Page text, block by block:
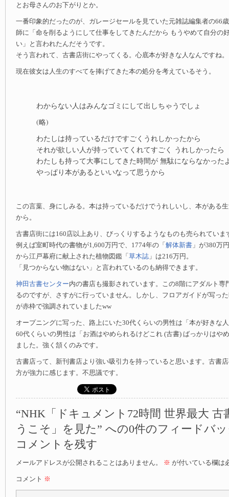
とお母さんのお下がりとか。
一番印象的だったのが、ガレージセールを見ていた元雑誌編集者の66
師に「命を削るようにして仕事をしてきたんだから もうやめて自分の
い」と言われたんだそうです。
そう言われて、古書店街にやってくる。心底本が好きな人なんですね。
現在彼女は人生のすべてを捧げてきた本の処分を考えているそう。
わからない人はみんなゴミにして出しちゃうでしょ
(略)
わたしは持っているだけですごくうれしかったから
それが欲しい人が持っていてくれてすごく うれしかったら
わたしも持って大事にしてきた時間が 無駄にならなかった
やっぱり本があるといいなって思うから
この言葉、身にしみる。本は持っているだけでうれしいし、本がある
から。
古書店街には160店以上あり、びっくりするようなものも売られていま
例えば室町時代の書物が1,600万円で、1774年の「 解体新書 」が380万
から江戸幕府に献上された植物図鑑「 草木誌 」は216万円。
「見つからない物はない」と言われているのも納得できます。
神田古書センター内の書店も撮影されています。この8階にアダルト専
るのですが、さすがに行っていません。しかし、フロアガイドが写っ
が赤枠で強調されていましたww
オープニングに写った、路上にいた30代くらいの男性は「本が好きな
60代くらいの男性は「お酒はやめられるけどこれ (古書) ばっかりはや
ました。強く頷くのみです。
古書店って、新刊書店より強い吸引力を持っていると思います。古書
方が強力に感じます。不思議です。
“NHK「ドキュメント72時間 世界最大 古
うこそ」を見た” への0件のフィードバ
コメントを残す
メールアドレスが公開されることはありません。 ※ が付いている欄は
コメント ※